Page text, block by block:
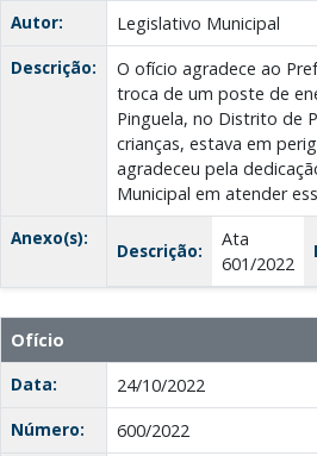
Autor:
Legislativo Municipal
Descrição:
O ofício agradece ao
troca de um poste de
Pinguela, no Distrito de
crianças, estava em
agradeceu pela
Municipal em atender
Anexo(s):
Descrição:
Ata
601/2022
Ofício
Data:
24/10/2022
Número:
600/2022